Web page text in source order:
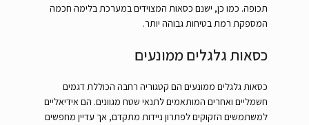
תכופה. כמו כן, ישנם כסאות המצוידים במערכת בלימה חכמה
המספקת רמת בטיחות גבוהה יותר.
כסאות גלגלים ממונעים
כסאות גלגלים ממונעים הם קטגוריה רחבה הכוללת דגמים
חשמליים ואחרים המותאמים לתנאי שטח מגוונים. הם אידיאליים
למשתמשים הזקוקים לפתרון ניידות מתקדם, אך עדיין מחפשים